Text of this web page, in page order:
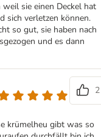
sie einen Deckel hat
sich verletzen können.
so gut, sie haben nach
und es dann
2
krümelheu gibt was so